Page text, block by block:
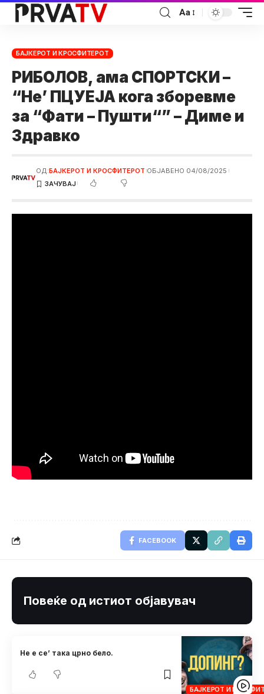
Аа
БАЈКЕРОТ И КРОСФИТЕРОТ
РИБОЛОВ, ама СПОРТСКИ –
“Не’ ПЦУЕЈА кога зборевме
за “Фати – Пушти“” – Диме и
Здравко
ОД:БАЈКЕРОТ И КРОСФИТЕРОТ ОБЈАВЕНО 04/08/2025
FACEBOOK
Повеќе од истиот објавувач
БАЈКЕРОТ И
Не е се’ така црно бело.